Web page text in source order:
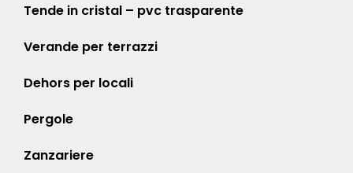
Tende in cristal – pvc trasparente
Verande per terrazzi
Dehors per locali
Pergole
Zanzariere